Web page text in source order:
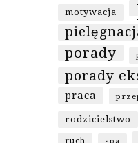
motywacja
porady
porady
praca
rodzicielstwo
ruch spa